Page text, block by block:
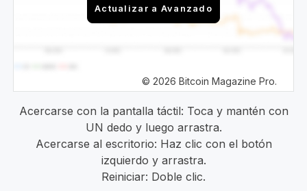
Actualizar a Avanzado
© 2026 Bitcoin Magazine Pro.
Acercarse con la pantalla táctil: Toca y mantén con
UN dedo y luego arrastra.
Acercarse al escritorio: Haz clic con el botón
izquierdo y arrastra.
Reiniciar: Doble clic.